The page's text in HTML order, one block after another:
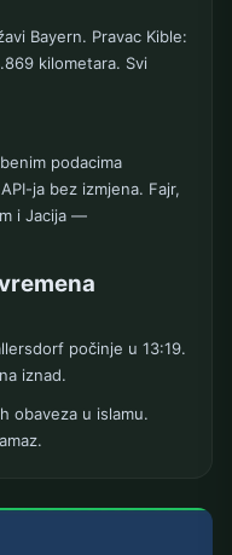
Bayern. Pravac Kible:
kilometara. Svi
podacima
ja bez izmjena. Fajr,
i Jacija —
počinje u 13:19.
iznad.
obaveza u islamu.